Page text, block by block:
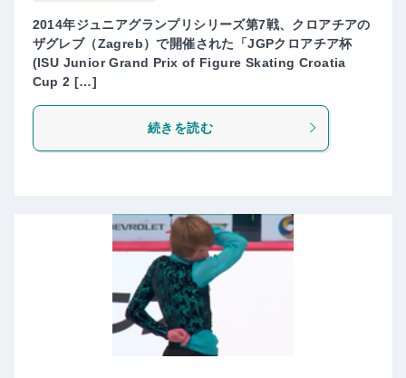
2014年ジュニアグランプリシリーズ第7戦、クロアチアの
ザグレブ（Zagreb）で開催された「JGPクロアチア杯
(ISU Junior Grand Prix of Figure Skating Croatia
Cup 2 […]
続きを読む